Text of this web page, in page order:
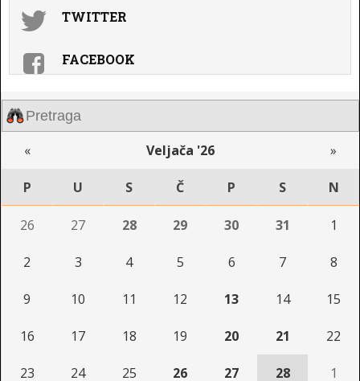
TWITTER
FACEBOOK
« Veljača '26 »
P U S Č P S N
26 27 28 29 30 31 1
2 3 4 5 6 7 8
9 10 11 12 13 14 15
16 17 18 19 20 21 22
23 24 25 26 27 28 1